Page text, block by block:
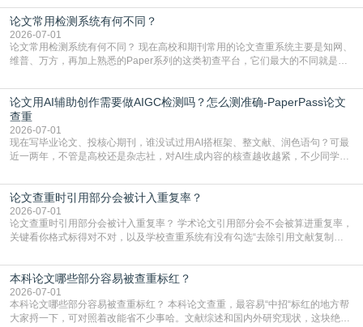
但很多人忽略了，AI生成的内容天生带有重复风险——训练AI的数据集本身就包
含大量已公开的学术内容、网络原创内容，AI输出内容时很容易无意识拼接出重
复片
论文常用检测系统有何不同？
2026-07-01
论文常用检测系统有何不同？ 现在高校和期刊常用的论文查重系统主要是知网、
维普、万方，再加上熟悉的Paper系列的这类初查平台，它们最大的不同就是数
查数值误导。知网（CNKI）是学校定稿检测的绝对主流。本科用PMLC，含大学
生联合比对库，能比历届学长论文，硕博用VIP/TMLC，含学术论文联合比对
库，期刊投稿用AMLMC/SML
论文用AI辅助创作需要做AIGC检测吗？怎么测准确-PaperPass论文
查重
2026-07-01
现在写毕业论文、投核心期刊，谁没试过用AI搭框架、整文献、润色语句？可最
近一两年，不管是高校还是杂志社，对AI生成内容的核查越收越紧，不少同学投
真的太亏。提前做AIGC检测，已经成了很多过来人交稿前必做的一步。为什么
AIGC检测成了论文答辩投稿前的必备项？可能还有不少人觉得，我就用AI搭了个
框架，内容都是自己写的，至于做AIG
论文查重时引用部分会被计入重复率？
2026-07-01
论文查重时引用部分会被计入重复率？ 学术论文引用部分会不会被算进重复率，
关键看你格式标得对不对，以及学校查重系统有没有勾选“去除引用文献复制
独占一行，每条文献用[1][2]方括号编号、与正文一一对应，著录项符合GB/T
7714（作者、题名、刊名、年、卷期、页码齐全，标点用半角）；查重系统识别
成功后通常把这段标为引用，
本科论文哪些部分容易被查重标红？
2026-07-01
本科论文哪些部分容易被查重标红？ 本科论文查重，最容易“中招“标红的地方帮
大家捋一下，可对照着改能省不少事哈。文献综述和国内外研究现状，这块绝对